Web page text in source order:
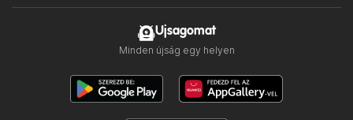
Ujsagomat
Minden újság egy helyen